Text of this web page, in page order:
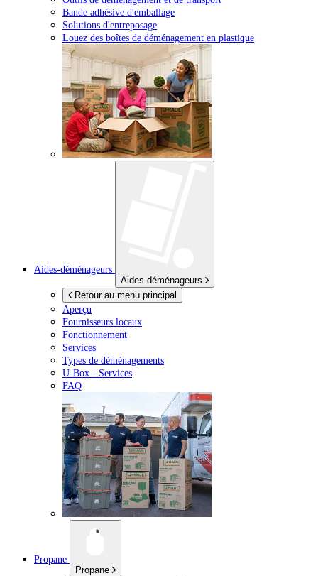
Bande adhésive d'emballage
Solutions d'entreposage
Louez des boîtes de déménagement en plastique
Aides-déménageurs
Aides-déménageurs
Retour au menu principal
Aperçu
Fournisseurs locaux
Fonctionnement
Services
Types de déménagements
U-Box - Services
FAQ
Propane
Propane